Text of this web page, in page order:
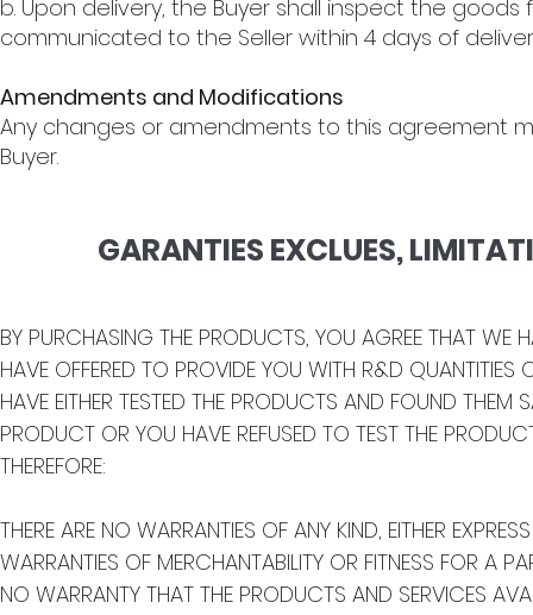
b. Upon delivery, the Buyer shall inspect the
communicated to the Seller within 4 days of
Amendments and Modifications
Any changes or amendments to this agreement
Buyer.
GARANTIES EXCLUES,
BY PURCHASING THE PRODUCTS, YOU AGREE THAT WE
HAVE OFFERED TO PROVIDE YOU WITH R&D
HAVE EITHER TESTED THE PRODUCTS AND FOUND
PRODUCT OR YOU HAVE REFUSED TO TEST THE
THEREFORE:
THERE ARE NO WARRANTIES OF ANY KIND, EITHER
WARRANTIES OF MERCHANTABILITY OR FITNESS FOR A
NO WARRANTY THAT THE PRODUCTS AND SERVICES